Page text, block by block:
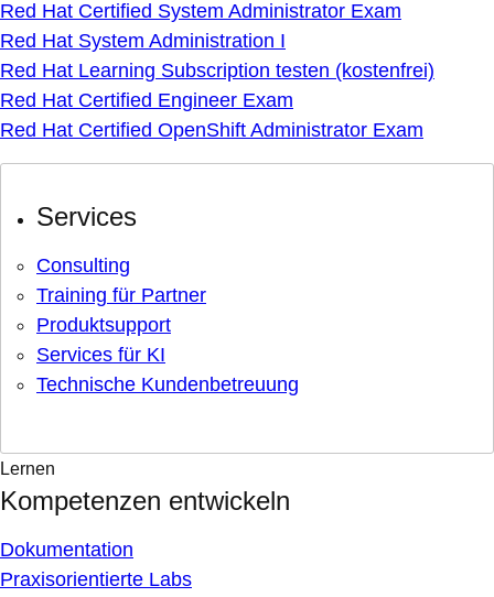
Red Hat Certified System Administrator Exam
Red Hat System Administration I
Red Hat Learning Subscription testen (kostenfrei)
Red Hat Certified Engineer Exam
Red Hat Certified OpenShift Administrator Exam
Services
Consulting
Training für Partner
Produktsupport
Services für KI
Technische Kundenbetreuung
Lernen
Kompetenzen entwickeln
Dokumentation
Praxisorientierte Labs